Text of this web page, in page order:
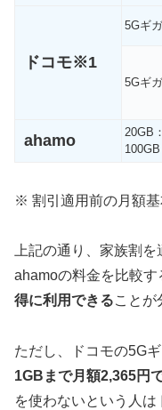
ドコモ※1
5Gギ
5Gギ
ahamo
20GB
※ 割引適用前の月額基
上記の通り、家族割
ahamoの料金を比較す
得に利用できることが
ただし、ドコモの5G
1GBまで月額2,365円
を使わないという人